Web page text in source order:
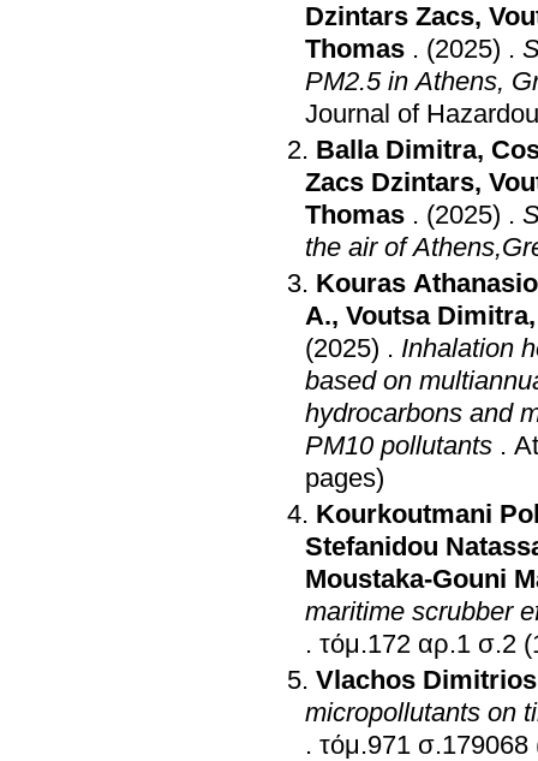
Dzintars Zacs,
Thomas . (2025) .
PM2.5 in Athens,
Journal of
Balla Dimitra,
Zacs Dzintars,
Thomas . (2025) .
the air of
Kouras
A., Voutsa Dimitra
(2025) . Inhalation
based on
hydrocarbons and
PM10 pollutants .
pages)
Kourkoutmani
Stefanidou
Moustaka-Gouni
maritime scrubber
.
τόμ.172
Vlachos Dimitrios
micropollutants on
.
τόμ.971